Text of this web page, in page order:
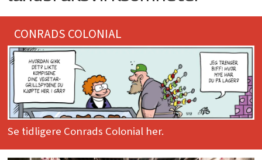
CONRADS COLONIAL
Se tidligere Conrads Colonial her.